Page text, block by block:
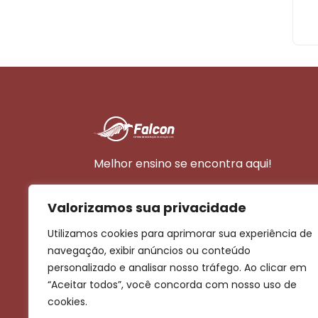
Valorizamos sua privacidade
Utilizamos cookies para aprimorar sua experiência de
navegação, exibir anúncios ou conteúdo
personalizado e analisar nosso tráfego. Ao clicar em
“Aceitar todos”, você concorda com nosso uso de
cookies.
Melhor ensino se encontra aqui!
+55 71 99618-8810
sac@voefalcon.com.br